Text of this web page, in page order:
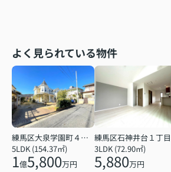
よく見られている物件
練馬区大泉学園町４丁目
5LDK (154.37㎡)
1億5,800万円
練馬区石神井台１丁目
3LDK (72.90㎡)
5,880万円